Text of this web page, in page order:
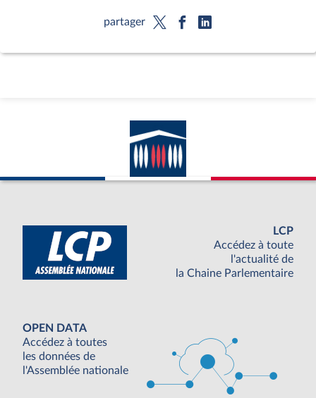
partager
LCP
Accédez à toute
l'actualité de
la Chaine Parlementaire
OPEN DATA
Accédez à toutes
les données de
l'Assemblée nationale